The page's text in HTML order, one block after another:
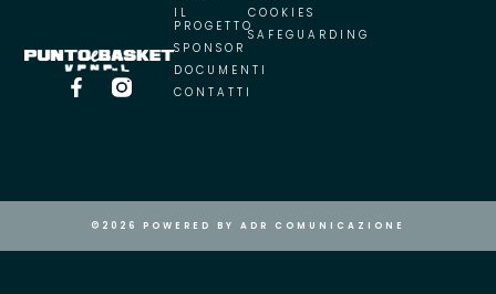
COOKIES
SAFEGUARDING
IL
PROGETTO
SPONSOR
DOCUMENTI
CONTATTI
©2026 POWERED BY ADR COMUNICAZIONE